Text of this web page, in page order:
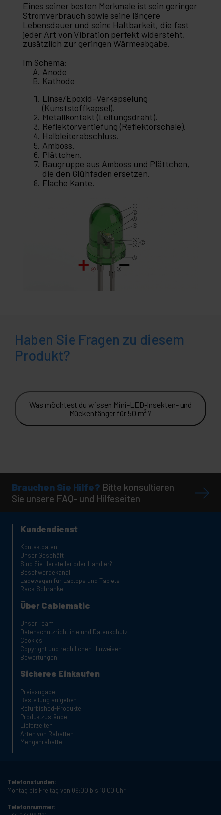
Eines seiner besten Merkmale ist sein geringer
Stromverbrauch sowie seine längere
Lebensdauer und seine Haltbarkeit, die fast
jeder Art von Vibration perfekt widersteht,
zusätzlich zur geringen Wärmeabgabe.
Im Schema:
Anode
Kathode
Linse/Epoxid-Verkapselung
(Kunststoffkapsel).
Metallkontakt (Leitungsdraht).
Reflektorvertiefung (Reflektorschale).
Halbleiterabschluss.
Amboss.
Plättchen.
Baugruppe aus Amboss und Plättchen,
die den Glühfaden ersetzen.
Flache Kante.
Haben Sie Fragen zu diesem
Produkt?
Was möchtest du wissen Mini-LED-Insekten- und
Mückenfänger für 50 m² ?
Brauchen Sie Hilfe? Bitte konsultieren
Sie unsere FAQ- und Hilfeseiten
Kundendienst
Kontaktdaten
Unser Geschäft
Sind Sie Hersteller oder Händler?
Beschwerdekanal
Ladewagen für Laptops und Tablets
Rack-Schränke
Über Cablematic
Unser Team
Datenschutzrichtlinie und Datenschutz
Cookies
Copyright und rechtlichen Hinweisen
Bewertungen
Sicheres Einkaufen
Preisangabe
Bestellung aufgeben
Refurbished-Produkte
Produktzustände
Lieferzeiten
Arten von Rabatten
Mengenrabatte
Telefonstunden:
Montag bis Freitag von 09:00 bis 18:00 Uhr
Telefonnummer: